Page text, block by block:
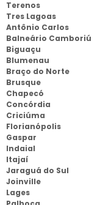
Terenos
Tres Lagoas
Antônio Carlos
Balneário Camboriú
Biguaçu
Blumenau
Braço do Norte
Brusque
Chapecó
Concórdia
Criciúma
Florianópolis
Gaspar
Indaial
Itajaí
Jaraguá do Sul
Joinville
Lages